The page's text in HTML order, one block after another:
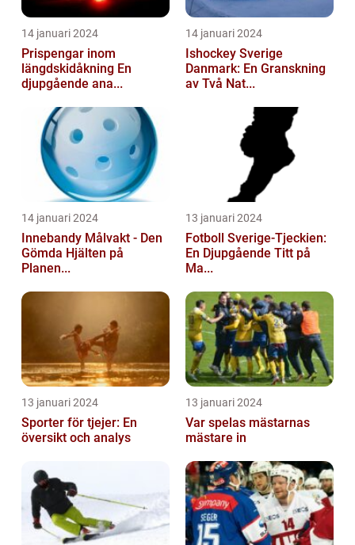
14 januari 2024
Prispengar inom
längdskidåkning En
djupgående ana...
14 januari 2024
Ishockey Sverige
Danmark: En Granskning
av Två Nat...
14 januari 2024
Innebandy Målvakt - Den
Gömda Hjälten på
Planen...
13 januari 2024
Fotboll Sverige-Tjeckien:
En Djupgående Titt på
Ma...
13 januari 2024
Sporter för tjejer: En
översikt och analys
13 januari 2024
Var spelas mästarnas
mästare in